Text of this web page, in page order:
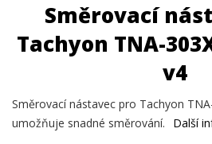
Směrovací
Tachyon TNA-
v4
Směrovací nástavec pro Tachyon
umožňuje snadné směrování.
Další